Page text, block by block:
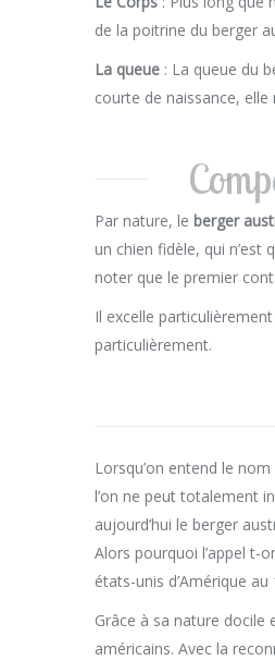
de la poitrine du berger
La queue : La queue du
courte de naissance,
Par nature, le berger
un chien fidèle, qui n’est
noter que le premier
Il excelle
particulièrement.
Lorsqu’on entend le
l’on ne peut totalement
aujourd’hui le berger
Alors pourquoi l’appel t-
états-unis d’Amérique
Grâce à sa nature docile
américains. Avec la